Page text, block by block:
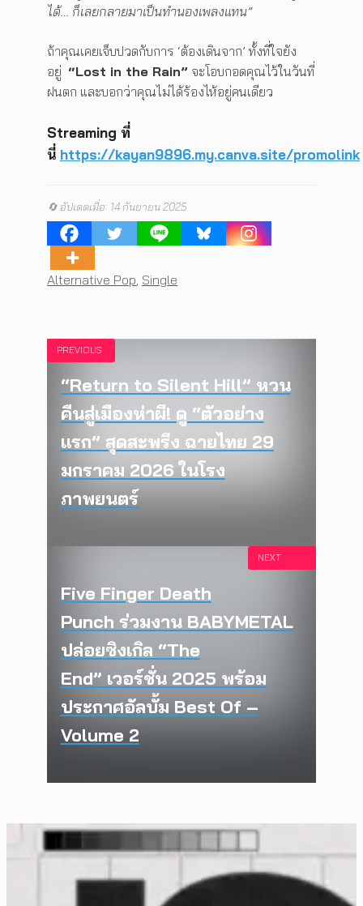
ได้… ก็เลยกลายมาเป็นทำนองเพลงแทน”
ถ้าคุณเคยเจ็บปวดกับการ ‘ต้องเดินจาก’ ทั้งที่ใจยัง
อยู่ “Lost in the Rain” จะโอบกอดคุณไว้ในวันที่
ฝนตก และบอกว่าคุณไม่ได้ร้องไห้อยู่คนเดียว
Streaming ที่
นี่ https://kayan9896.my.canva.site/promolink
🔄 อัปเดตเมื่อ: 14 กันยายน 2025
Tags
Alternative Pop Single
PREVIOUS
“Return to Silent Hill” หวน
คืนสู่เมืองห่าผี! ดู “ตัวอย่าง
แรก” สุดสะพรึง ฉายไทย 29
มกราคม 2026 ในโรง
ภาพยนตร์
Five Finger Death
Punch ร่วมงาน BABYMETAL
ปล่อยซิงเกิล “The
End” เวอร์ชั่น 2025 พร้อม
ประกาศอัลบั้ม Best Of –
Volume 2
NEXT